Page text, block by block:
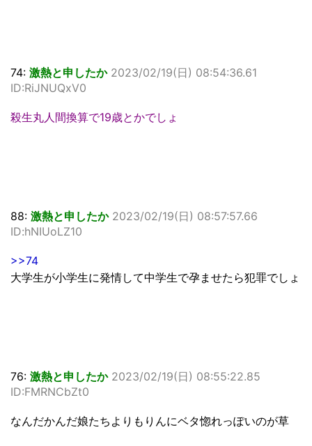
74: 激熱と申したか 2023/02/19(日) 08:54:36.61
ID:RiJNUQxV0
殺生丸人間換算で19歳とかでしょ
88: 激熱と申したか 2023/02/19(日) 08:57:57.66
ID:hNIUoLZ10
>>74
大学生が小学生に発情して中学生で孕ませたら犯罪でしょ
76: 激熱と申したか 2023/02/19(日) 08:55:22.85
ID:FMRNCbZt0
なんだかんだ娘たちよりもりんにベタ惚れっぽいのが草